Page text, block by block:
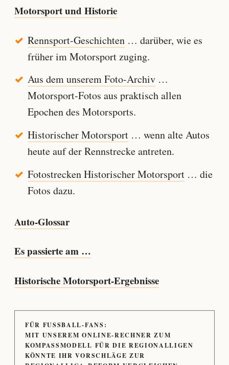
Motorsport und Historie
Rennsport-Geschichten… darüber, wie es
früher im Motorsport zuging.
Aus dem unserem Foto-Archiv…
Motorsport-Fotos aus praktisch allen
Epochen des Motorsports.
Historischer Motorsport… wenn alte Autos
heute auf der Rennstrecke antreten.
Fotostrecken Historischer Motorsport… die
Fotos dazu.
Auto-Glossar
Es passierte am …
Historische Motorsport-Ergebnisse
FÜR FUSSBALL-FANS:
MIT UNSEREM ONLINE-RECHNER ZUM
KOMPASSMODELL FÜR DIE REGIONALLIGEN
KÖNNTE IHR VORSCHLÄGE ZUR